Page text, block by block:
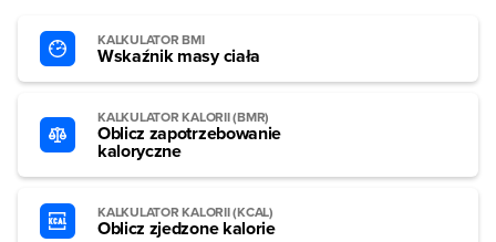
KALKULATOR BMI
Wskaźnik masy ciała
KALKULATOR KALORII (BMR)
Oblicz zapotrzebowanie
kaloryczne
KALKULATOR KALORII (KCAL)
Oblicz zjedzone kalorie